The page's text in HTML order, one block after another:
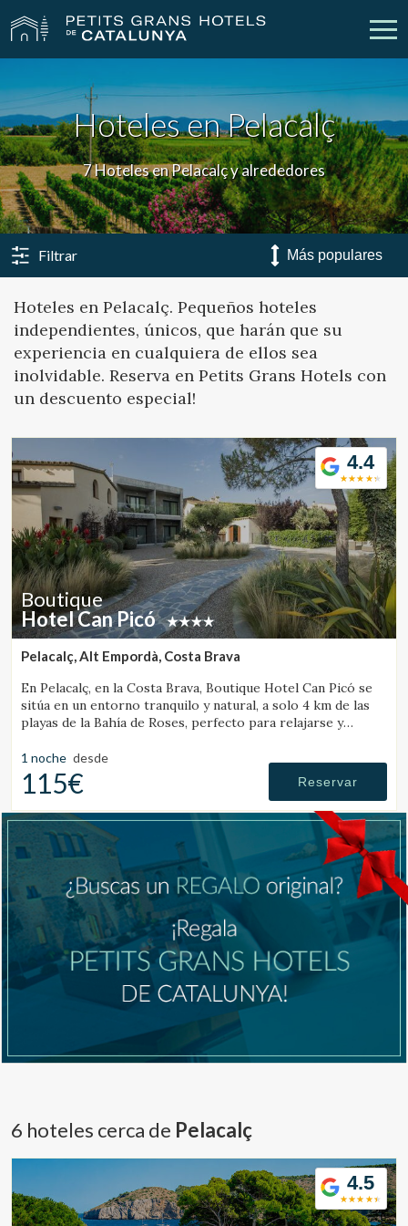
Nuestros Hoteles Escapadas
Bodas Empresas
Cheques Regalo Descubre Catalunya
Mi reserva
vpn_key Iniciar sesión person Crear cuenta
CA ES EN FR
Hoteles en Pelacalç
7 Hoteles en Pelacalç y alrededores
Filtrar
Hoteles en Pelacalç. Pequeños hoteles
independientes, únicos, que harán que su
experiencia en cualquiera de ellos sea
inolvidable. Reserva en Petits Grans Hotels con
un descuento especial!
4.4
Boutique
Hotel Can Picó
Pelacalç, Alt Empordà, Costa Brava
En Pelacalç, en la Costa Brava, Boutique Hotel Can Picó se
sitúa en un entorno tranquilo y natural, a solo 4 km de las
playas de la Bahía de Roses, perfecto para relajarse y
1 noche desde
115€ Reservar
6 hoteles cerca de Pelacalç
4.5